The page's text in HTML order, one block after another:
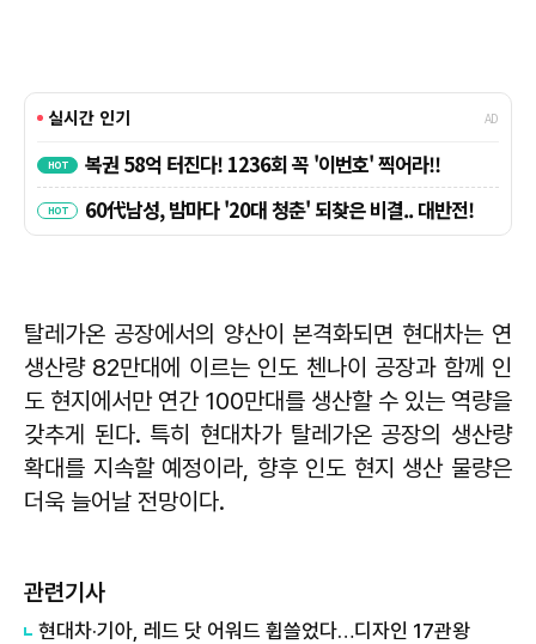
탈레가온 공장에서의 양산이 본격화되면 현대차는 연
생산량 82만대에 이르는 인도 첸나이 공장과 함께 인
도 현지에서만 연간 100만대를 생산할 수 있는 역량을
갖추게 된다. 특히 현대차가 탈레가온 공장의 생산량
확대를 지속할 예정이라, 향후 인도 현지 생산 물량은
더욱 늘어날 전망이다.
관련기사
현대차·기아, 레드 닷 어워드 휩쓸었다…디자인 17관왕